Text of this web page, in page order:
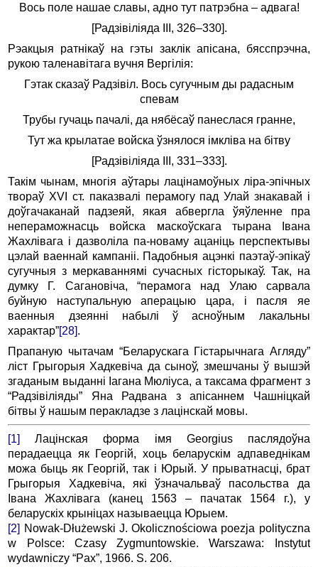
Вось поле нашае славы, адно тут патрэбна – адвага!
[Радзівіліяда III, 326–330].
Рэакцыя ратнікаў на гэты заклік апісана, бясспрэчна,
рукою таленавітага вучня Вергілія:
Гэтак сказаў Радзівіл. Вось сугучным ды радасным
спевам
Трубы гучаць пачалі, да нябёсаў панеслася гранне,
Тут жа крылатае войска ўзнялося імкліва на бітву
[Радзівіліяда III, 331–333].
Такім чынам, многія аўтары лацінамоўных ліра-эпічных
твораў XVI ст. паказвалі перамогу пад Улай знакавай і
доўгачаканай падзеяй, якая абвергла ўяўленне пра
непераможнасць войска маскоўскага тырана Івана
Жахлівага і дазволіла па-новаму ацаніць перспектывы
цэлай ваеннай кампаніі. Падобныя ацэнкі паэтаў-эпікаў
сугучныя з меркаваннямі сучасных гісторыкаў. Так, на
думку Г. Сагановіча, “перамога над Улаю сарвала
буйную наступальную аперацыю цара, і пасля яе
ваенныя дзеянні набылі ў асноўным лакальны
характар”[28].
Прапаную чытачам “Беларускага Гістарычнага Агляду”
ліст Грыгорыя Хадкевіча да сыноў, змешчаны ў вышэй
згаданым выданні Іагана Мюліуса, а таксама фрагмент з
“Радзівіліяды” Яна Радвана з апісаннем Чашніцкай
бітвы ў нашым перакладзе з лацінскай мовы.
[1]
Лацінская форма імя Georgius паслядоўна
перадаецца як Георгій, хоць беларускім адпаведнікам
можа быць як Георгій, так і Юрый. У прыватнасці, брат
Грыгорыя Хадкевіча, які ўзначальваў пасольства да
Івана Жахлівага (канец 1563 – пачатак 1564 г.), у
беларускіх крыніцах называецца Юрыем.
[2] Nowak-Dłużewski J. Okolicznościowa poezja polityczna
w Polsce: Czasy Zygmuntowskie. Warszawa: Instytut
wydawniczy “Pax”, 1966. S. 206.